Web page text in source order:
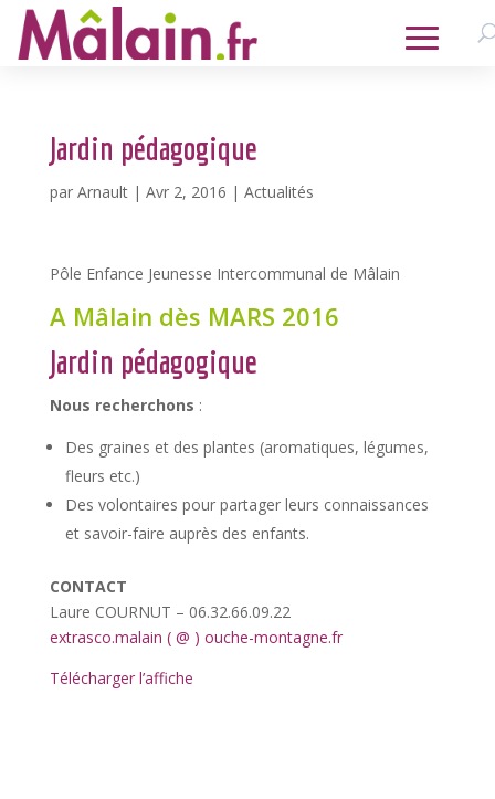
Jardin pédagogique
par Arnault| Avr 2, 2016 | Actualités
Pôle Enfance Jeunesse Intercommunal de Mâlain
A Mâlain dès MARS 2016
Jardin pédagogique
Nous recherchons :
Des graines et des plantes (aromatiques, légumes,
fleurs etc.)
Des volontaires pour partager leurs connaissances
et savoir-faire auprès des enfants.
CONTACT
Laure COURNUT – 06.32.66.09.22
extrasco.malain ( @ ) ouche-montagne.fr
Télécharger l’affiche